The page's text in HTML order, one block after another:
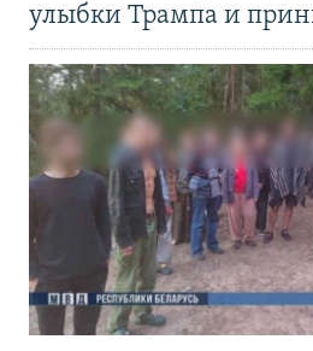
улыбки Трампа и